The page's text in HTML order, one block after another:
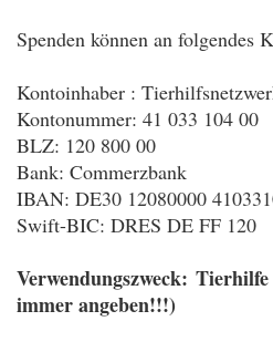
Spenden können an folgendes
Kontoinhaber :
Kontonummer: 41 033 104 00
BLZ: 120 800 00
Bank: Commerzbank
IBAN: DE30 12080000
Swift-BIC: DRES DE FF 120
Verwendungszweck:
immer angeben!!!)